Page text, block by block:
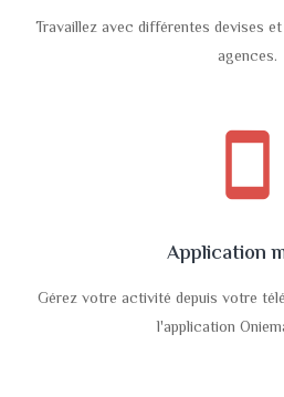
Travaillez avec différentes devises
agences.
smartphone
Application
Gérez votre activité depuis votre
l'application